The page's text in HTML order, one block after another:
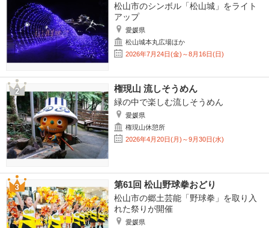
松山市のシンボル「松山城」をライト
アップ
愛媛県
松山城本丸広場ほか
2026年7月24日(金)～8月16日(日)
権現山 流しそうめん
緑の中で楽しむ流しそうめん
愛媛県
権現山休憩所
2026年4月20日(月)～9月30日(水)
第61回 松山野球拳おどり
松山市の郷土芸能「野球拳」を取り入
れた祭りが開催
愛媛県